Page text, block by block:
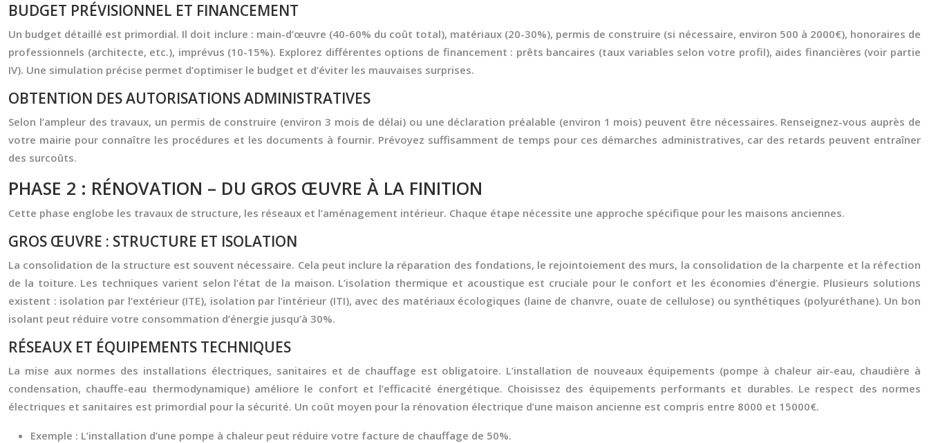
BUDGET PRÉVISIONNEL ET FINANCEMENT
Un budget détaillé est primordial. Il doit inclure : main-d’œuvre (40-60% du coût total), matériaux (20-30%), permis de construire (si nécessaire, environ 500 à 2000€), honoraires de
professionnels (architecte, etc.), imprévus (10-15%). Explorez différentes options de financement : prêts bancaires (taux variables selon votre profil), aides financières (voir partie
IV). Une simulation précise permet d’optimiser le budget et d’éviter les mauvaises surprises.
OBTENTION DES AUTORISATIONS ADMINISTRATIVES
Selon l’ampleur des travaux, un permis de construire (environ 3 mois de délai) ou une déclaration préalable (environ 1 mois) peuvent être nécessaires. Renseignez-vous auprès de
votre mairie pour connaître les procédures et les documents à fournir. Prévoyez suffisamment de temps pour ces démarches administratives, car des retards peuvent entraîner
des surcoûts.
PHASE 2 : RÉNOVATION – DU GROS ŒUVRE À LA FINITION
Cette phase englobe les travaux de structure, les réseaux et l’aménagement intérieur. Chaque étape nécessite une approche spécifique pour les maisons anciennes.
GROS ŒUVRE : STRUCTURE ET ISOLATION
La consolidation de la structure est souvent nécessaire. Cela peut inclure la réparation des fondations, le rejointoiement des murs, la consolidation de la charpente et la réfection
de la toiture. Les techniques varient selon l’état de la maison. L’isolation thermique et acoustique est cruciale pour le confort et les économies d’énergie. Plusieurs solutions
existent : isolation par l’extérieur (ITE), isolation par l’intérieur (ITI), avec des matériaux écologiques (laine de chanvre, ouate de cellulose) ou synthétiques (polyuréthane). Un bon
isolant peut réduire votre consommation d’énergie jusqu’à 30%.
RÉSEAUX ET ÉQUIPEMENTS TECHNIQUES
La mise aux normes des installations électriques, sanitaires et de chauffage est obligatoire. L’installation de nouveaux équipements (pompe à chaleur air-eau, chaudière à
condensation, chauffe-eau thermodynamique) améliore le confort et l’efficacité énergétique. Choisissez des équipements performants et durables. Le respect des normes
électriques et sanitaires est primordial pour la sécurité. Un coût moyen pour la rénovation électrique d’une maison ancienne est compris entre 8000 et 15000€.
Exemple : L’installation d’une pompe à chaleur peut réduire votre facture de chauffage de 50%.